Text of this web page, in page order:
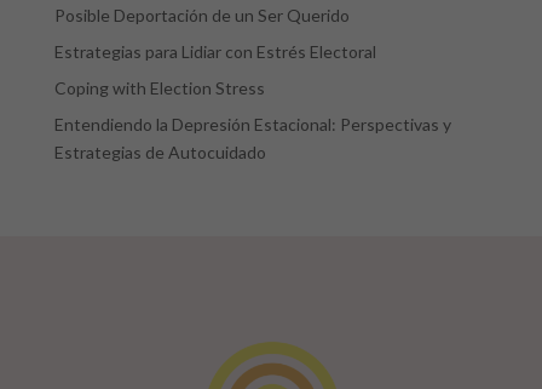
Posible Deportación de un Ser Querido
Estrategias para Lidiar con Estrés Electoral
Coping with Election Stress
Entendiendo la Depresión Estacional: Perspectivas y
Estrategias de Autocuidado